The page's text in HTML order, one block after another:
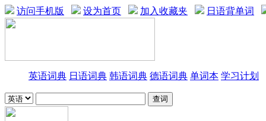
访问手机版 设为首页 加入收藏夹 日语背单词
英语词典 日语词典 韩语词典 德语词典 单词本 学习计划